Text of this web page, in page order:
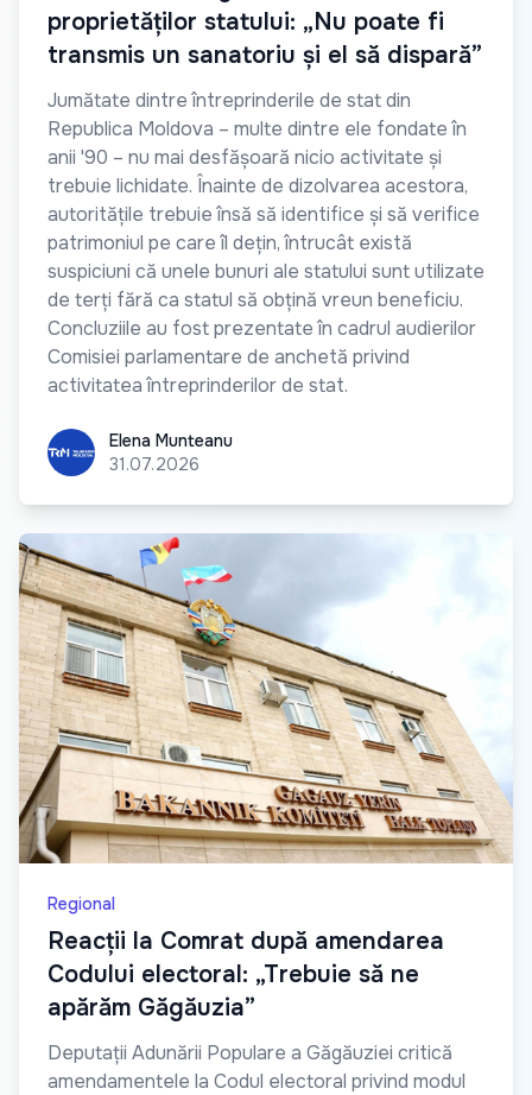
proprietăților statului: „Nu poate fi
transmis un sanatoriu și el să dispară”
Jumătate dintre întreprinderile de stat din
Republica Moldova – multe dintre ele fondate în
anii '90 – nu mai desfășoară nicio activitate și
trebuie lichidate. Înainte de dizolvarea acestora,
autoritățile trebuie însă să identifice și să verifice
patrimoniul pe care îl dețin, întrucât există
suspiciuni că unele bunuri ale statului sunt utilizate
de terți fără ca statul să obțină vreun beneficiu.
Concluziile au fost prezentate în cadrul audierilor
Comisiei parlamentare de anchetă privind
activitatea întreprinderilor de stat.
Elena Munteanu
Elena Munteanu
31.07.2026
Regional
Reacții la Comrat după amendarea
Codului electoral: „Trebuie să ne
apărăm Găgăuzia”
Deputații Adunării Populare a Găgăuziei critică
amendamentele la Codul electoral privind modul